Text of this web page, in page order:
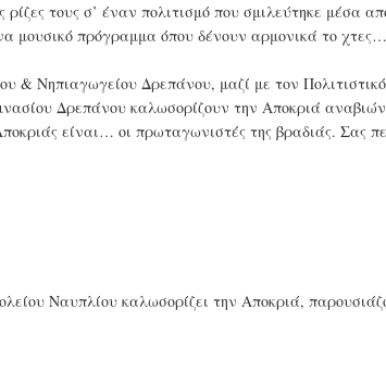
τους σ’ έναν πολιτισμό που σμιλεύτηκε μέσα
μουσικό πρόγραμμα όπου δένουν αρμονικά το
& Νηπιαγωγείου Δρεπάνου, μαζί με τον
Δρεπάνου καλωσορίζουν την Αποκριά
είναι… οι πρωταγωνιστές της βραδιάς. Σας
Ναυπλίου καλωσορίζει την Αποκριά,